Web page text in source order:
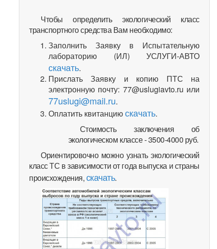
Чтобы определить экологический класс
транспортного средства Вам необходимо:
Заполнить Заявку в Испытательную
лабораторию (ИЛ) УСЛУГИ-АВТО
скачать.
Прислать Заявку и копию ПТС на
электронную почту: 77@uslugiavto.ru или
77uslugi@mail.ru.
Оплатить квитанциюскачать.
Стоимость заключения об
экологическом классе - 3500-4000 руб.
Ориентировочно можно узнать экологический
класс ТС в зависимости от года выпуска и страны
происхождения,скачать.